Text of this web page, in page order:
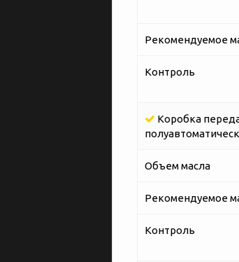
Рекомендуемое
Контроль
Коробка
Объем масла
Рекомендуемое
Контроль